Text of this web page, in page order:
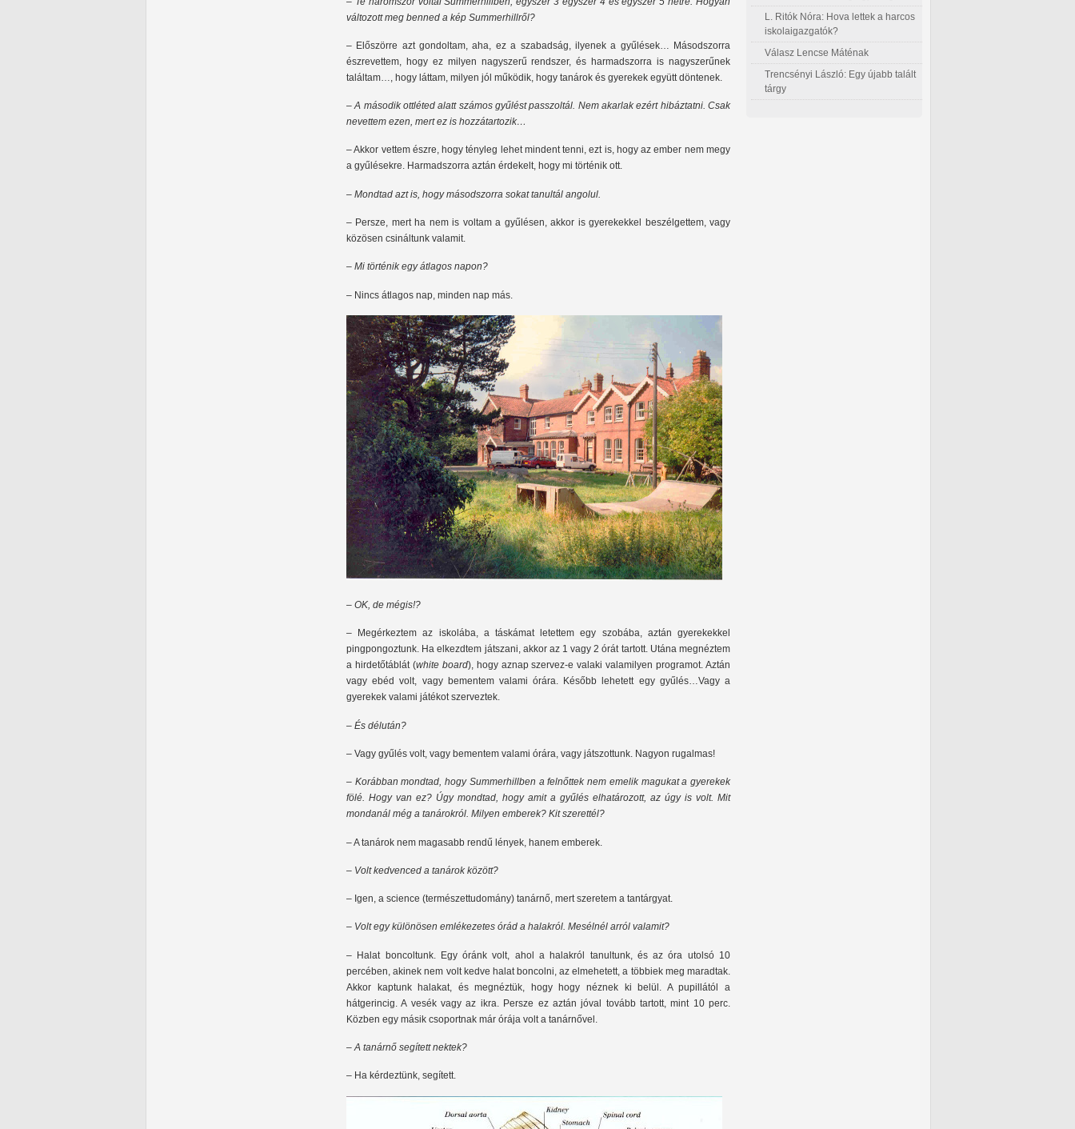
változott meg benned a kép Summerhillről?
– Előszörre azt gondoltam, aha, ez a szabadság, ilyenek a gyűlések… Másodszorra
észrevettem, hogy ez milyen nagyszerű rendszer, és harmadszorra is nagyszerűnek
találtam…, hogy láttam, milyen jól működik, hogy tanárok és gyerekek együtt döntenek.
–A második ottléted alatt számos gyűlést passzoltál. Nem akarlak ezért hibáztatni. Csak
nevettem ezen, mert ez is hozzátartozik…
– Akkor vettem észre, hogy tényleg lehet mindent tenni, ezt is, hogy az ember nem megy
a gyűlésekre. Harmadszorra aztán érdekelt, hogy mi történik ott.
– Mondtad azt is, hogy másodszorra sokat tanultál angolul.
– Persze, mert ha nem is voltam a gyűlésen, akkor is gyerekekkel beszélgettem, vagy
közösen csináltunk valamit.
– Mi történik egy átlagos napon?
– Nincs átlagos nap, minden nap más.
– OK, de mégis!?
– Megérkeztem az iskolába, a táskámat letettem egy szobába, aztán gyerekekkel
pingpongoztunk. Ha elkezdtem játszani, akkor az 1 vagy 2 órát tartott. Utána megnéztem
a hirdetőtáblát (white board), hogy aznap szervez-e valaki valamilyen programot. Aztán
vagy ebéd volt, vagy bementem valami órára. Később lehetett egy gyűlés…Vagy a
gyerekek valami játékot szerveztek.
– És délután?
– Vagy gyűlés volt, vagy bementem valami órára, vagy játszottunk. Nagyon rugalmas!
– Korábban mondtad, hogy Summerhillben a felnőttek nem emelik magukat a gyerekek
fölé. Hogy van ez? Úgy mondtad, hogy amit a gyűlés elhatározott, az úgy is volt. Mit
mondanál még a tanárokról. Milyen emberek? Kit szerettél?
– A tanárok nem magasabb rendű lények, hanem emberek.
– Volt kedvenced a tanárok között?
– Igen, a science (természettudomány) tanárnő, mert szeretem a tantárgyat.
– Volt egy különösen emlékezetes órád a halakról. Mesélnél arról valamit?
– Halat boncoltunk. Egy óránk volt, ahol a halakról tanultunk, és az óra utolsó 10
percében, akinek nem volt kedve halat boncolni, az elmehetett, a többiek meg maradtak.
Akkor kaptunk halakat, és megnéztük, hogy hogy néznek ki belül. A pupillától a
hátgerincig. A vesék vagy az ikra. Persze ez aztán jóval tovább tartott, mint 10 perc.
Közben egy másik csoportnak már órája volt a tanárnővel.
– A tanárnő segített nektek?
– Ha kérdeztünk, segített.
L. Ritók Nóra: Hova lettek a harcos
iskolaigazgatók?
Válasz Lencse Máténak
Trencsényi László: Egy újabb talált
tárgy